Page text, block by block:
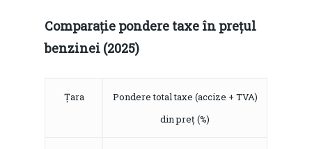
Comparație pondere taxe în prețul
benzinei (2025)
Țara
Pondere total taxe (accize + TVA)
din preț (%)